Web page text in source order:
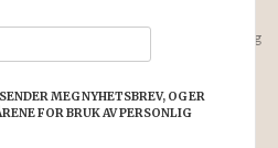
at du får en bedre kjøpsopplevelse og
cookies hovedsaklig til å lagre
du har puttet i handlekurven din.
om du godtar dette.Les mer
MEG NYHETSBREV, OG ER
FOR BRUK AV PERSONLIG